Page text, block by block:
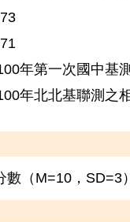
年第一次國中基
年北北基聯測之
（M=10，SD=3